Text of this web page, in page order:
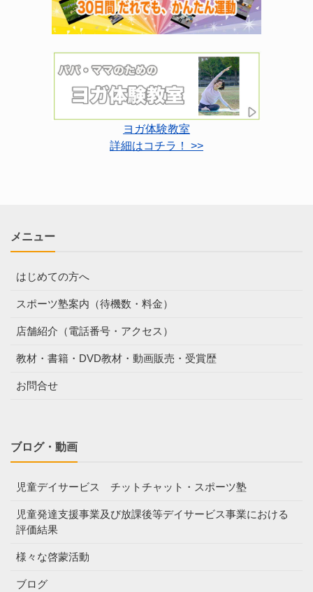
ヨガ体験教室
詳細はコチラ！ >>
メニュー
はじめての方へ
スポーツ塾案内（待機数・料金）
店舗紹介（電話番号・アクセス）
教材・書籍・DVD教材・動画販売・受賞歴
お問合せ
ブログ・動画
児童デイサービス チットチャット・スポーツ塾
児童発達支援事業及び放課後等デイサービス事業における
評価結果
様々な啓蒙活動
ブログ